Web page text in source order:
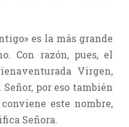
es la más grande
Con razón, pues, el
Virgen,
por eso también
este nombre,
Señora.